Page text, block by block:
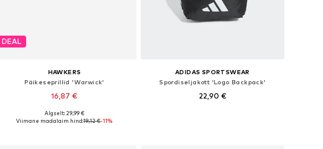
DEAL
HAWKERS
Päikeseprillid 'Warwick'
16,87 €
Saadaolevad suurused: Onesize
Algselt: 29,99 €
Viimane madalaim hind:19,12 €-11%
ADIDAS SPORTSWEAR
Spordiseljakott 'Logo Backpack'
22,90 €